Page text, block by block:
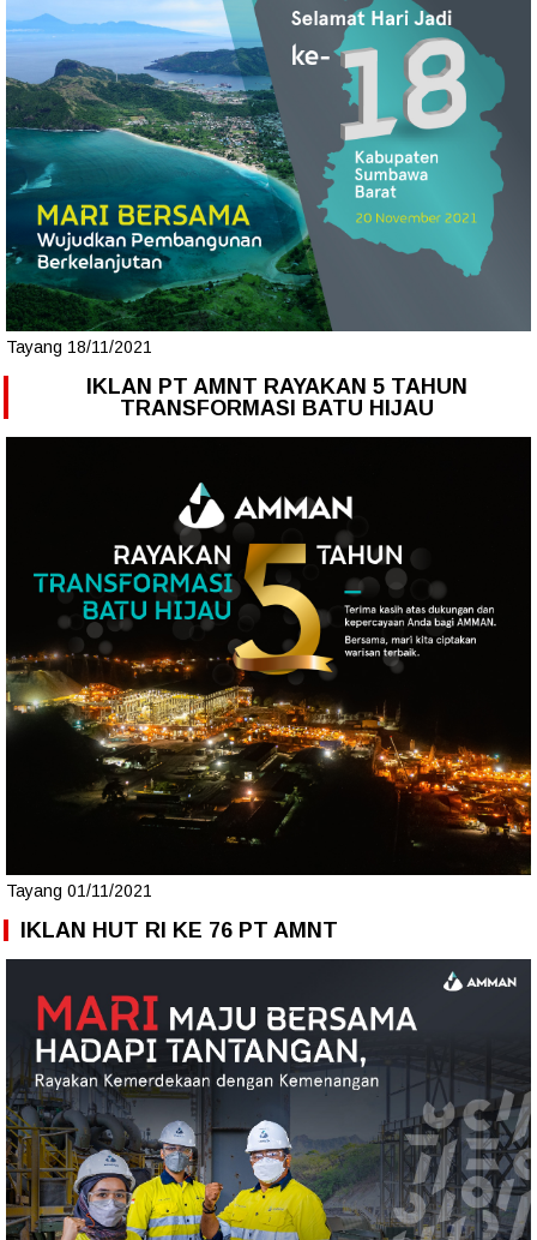
Tayang 18/11/2021
IKLAN PT AMNT RAYAKAN 5 TAHUN
TRANSFORMASI BATU HIJAU
Tayang 01/11/2021
IKLAN HUT RI KE 76 PT AMNT